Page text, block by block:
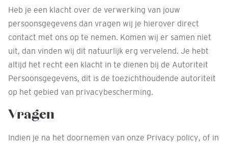
Heb je een klacht over de verwerking van jouw
persoonsgegevens dan vragen wij je hierover direct
contact met ons op te nemen. Komen wij er samen niet
uit, dan vinden wij dit natuurlijk erg vervelend. Je hebt
altijd het recht een klacht in te dienen bij de Autoriteit
Persoonsgegevens, dit is de toezichthoudende autoriteit
op het gebied van privacybescherming.
Vragen
Indien je na het doornemen van onze Privacy policy, of in